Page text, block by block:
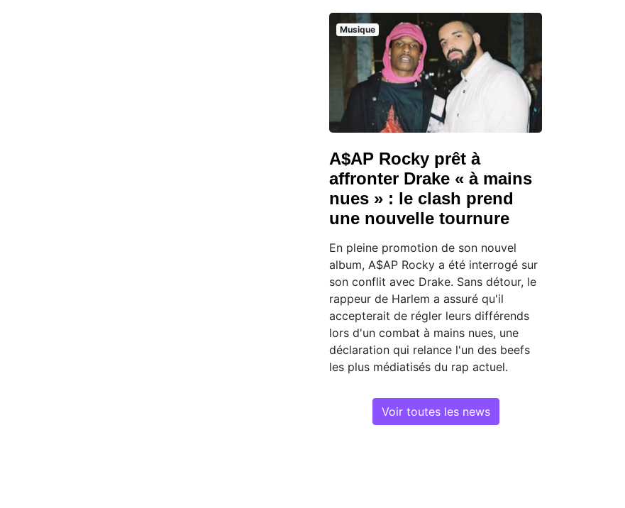
Musique
A$AP Rocky prêt à
affronter Drake « à mains
nues » : le clash prend
une nouvelle tournure
En pleine promotion de son nouvel
album, A$AP Rocky a été interrogé sur
son conflit avec Drake. Sans détour, le
rappeur de Harlem a assuré qu'il
accepterait de régler leurs différends
lors d'un combat à mains nues, une
déclaration qui relance l'un des beefs
les plus médiatisés du rap actuel.
Voir toutes les news